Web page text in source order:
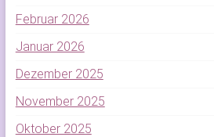
Februar 2026
Januar 2026
Dezember 2025
November 2025
Oktober 2025